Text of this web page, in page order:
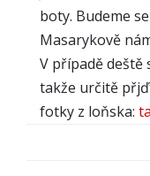
boty. Budeme
Masarykově
V případě deště
takže určitě
fotky z loňska: